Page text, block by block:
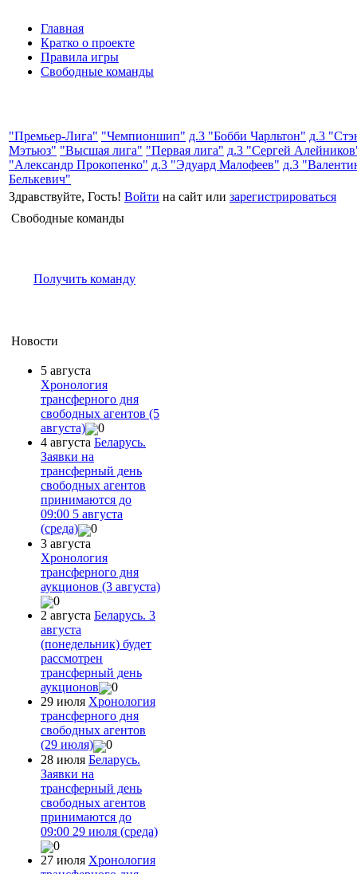
Главная
Кратко о проекте
Правила игры
Свободные команды
"Премьер-Лига" "Чемпионшип" д.3 "Бобби Чарльтон" д.3
Мэтьюз" "Высшая лига" "Первая лига" д.3 "Сергей
"Александр Прокопенко" д.3 "Эдуард Малофеев" д.3
Белькевич"
Здравствуйте, Гость! Войти на сайт или зарегистрироваться
Свободные команды
Получить команду
Новости
5 августа
Хронология
трансферного дня
свободных агентов (5
августа)
0
4 августа Беларусь.
Заявки на
трансферный день
свободных агентов
принимаются до
09:00 5 августа
(среда)
0
3 августа
Хронология
трансферного дня
аукционов (3 августа)
0
2 августа Беларусь. 3
августа
(понедельник) будет
рассмотрен
трансферный день
аукционов
0
29 июля Хронология
трансферного дня
свободных агентов
(29 июля)
0
28 июля Беларусь.
Заявки на
трансферный день
свободных агентов
принимаются до
09:00 29 июля (среда)
0
27 июля Хронология